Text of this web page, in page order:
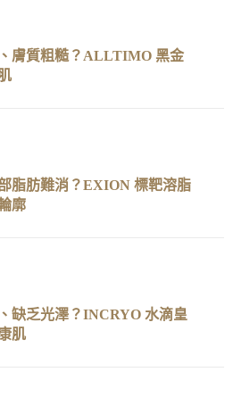
膚質粗糙？ALLTIMO 黑金
脂肪難消？EXION 標靶溶脂
廓
缺乏光澤？INCRYO 水滴皇
肌